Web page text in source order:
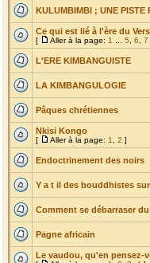
KULUMBIMBI ; UNE PISTE
Ce qui est lié à l'ère du
[ Aller à la page: 1 5 6 7
L'ERE KIMBANGUISTE
LA KIMBANGULOGIE
Pâques chrétiennes
Nkisi Kongo
[ Aller à la page: 1 2 ]
Endoctrinement des noirs
Y a t il des bouddhistes
Comment se débarraser
Pagne africain
Le vaudou, qu'en pensez-